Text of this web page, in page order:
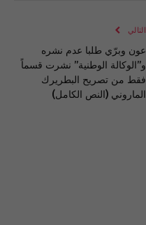
التالي
عون وبرّي طلبا عدم نشره
و”الوكالة الوطنية” نشرت قسماً
فقط من تصريح البطريرك
الماروني (النص الكامل)